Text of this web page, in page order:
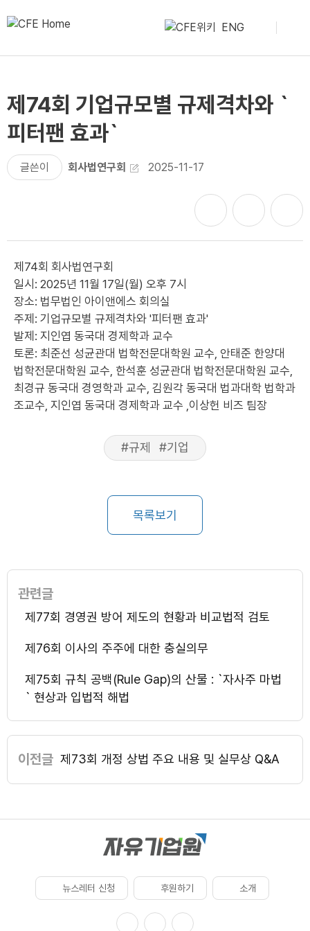
ENG
제74회 기업규모별 규제격차와 `
피터팬 효과`
글쓴이 회사법연구회 2025-11-17
제74회 회사법연구회
일시: 2025년 11월 17일(월) 오후 7시
장소: 법무법인 아이앤에스 회의실
주제: 기업규모별 규제격차와 '피터팬 효과'
발제: 지인엽 동국대 경제학과 교수
토론: 최준선 성균관대 법학전문대학원 교수, 안태준 한양대
법학전문대학원 교수, 한석훈 성균관대 법학전문대학원 교수,
최경규 동국대 경영학과 교수, 김원각 동국대 법과대학 법학과
조교수, 지인엽 동국대 경제학과 교수 ,이상헌 비즈 팀장
#규제 #기업
목록보기
관련글
제77회 경영권 방어 제도의 현황과 비교법적 검토
제76회 이사의 주주에 대한 충실의무
제75회 규칙 공백(Rule Gap)의 산물 : `자사주 마법
` 현상과 입법적 해법
이전글 제73회 개정 상법 주요 내용 및 실무상 Q&A
뉴스레터 신청 후원하기 소개